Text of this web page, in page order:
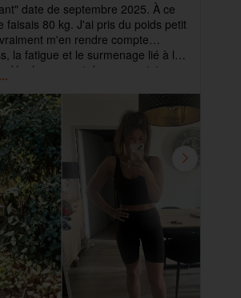
date de septembre 2025. À ce
faisais 80 kg. J'ai pris du poids petit
m'en rendre compte…
la fatigue et le surmenage lié à la
développement de mes projets.